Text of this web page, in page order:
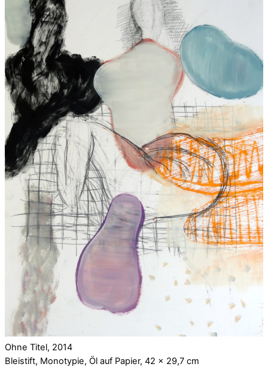
Ohne Titel, 2014
Bleistift, Monotypie, Öl auf Papier, 42 x 29,7 cm